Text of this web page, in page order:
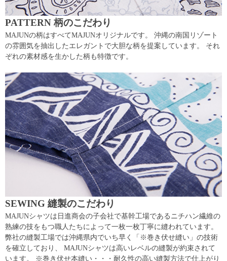
PATTERN 柄のこだわり
MAJUNの柄はすべてMAJUNオリジナルです。 沖縄の南国リゾート
の雰囲気を抽出したエレガントで大胆な柄を提案しています。 それ
ぞれの素材感を生かした柄も特徴です。
SEWING 縫製のこだわり
MAJUNシャツは日進商会の子会社で基幹工場であるニチハン繊維の
熟練の技をもつ職人たちによって一枚一枚丁寧に縫われています。
弊社の縫製工場では沖縄県内でいち早く「※巻き伏せ縫い」の技術
を確立しており、 MAJUNシャツは高いレベルの縫製が約束されて
います。 ※巻き伏せ本縫い・・・耐久性の高い縫製方法で仕上がり